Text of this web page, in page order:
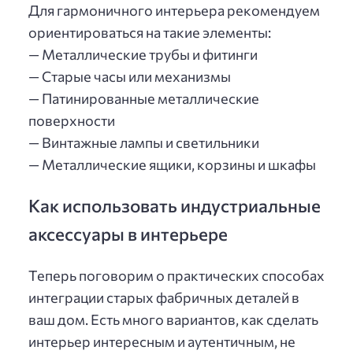
Для гармоничного интерьера рекомендуем
ориентироваться на такие элементы:
— Металлические трубы и фитинги
— Старые часы или механизмы
— Патинированные металлические
поверхности
— Винтажные лампы и светильники
— Металлические ящики, корзины и шкафы
Как использовать индустриальные
аксессуары в интерьере
Теперь поговорим о практических способах
интеграции старых фабричных деталей в
ваш дом. Есть много вариантов, как сделать
интерьер интересным и аутентичным, не